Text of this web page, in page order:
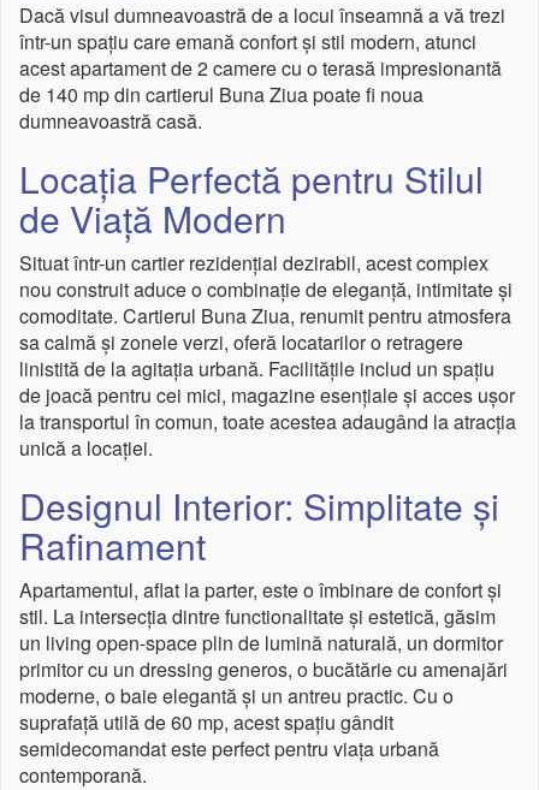
Dacă visul dumneavoastră de a locui înseamnă a vă trezi
într-un spațiu care emană confort și stil modern, atunci
acest apartament de 2 camere cu o terasă impresionantă
de 140 mp din cartierul Buna Ziua poate fi noua
dumneavoastră casă.
Locația Perfectă pentru Stilul
de Viață Modern
Situat într-un cartier rezidențial dezirabil, acest complex
nou construit aduce o combinație de eleganță, intimitate și
comoditate. Cartierul Buna Ziua, renumit pentru atmosfera
sa calmă și zonele verzi, oferă locatarilor o retragere
linistită de la agitația urbană. Facilitățile includ un spațiu
de joacă pentru cei mici, magazine esențiale și acces ușor
la transportul în comun, toate acestea adaugând la atracția
unică a locației.
Designul Interior: Simplitate și
Rafinament
Apartamentul, aflat la parter, este o îmbinare de confort și
stil. La intersecția dintre functionalitate și estetică, găsim
un living open-space plin de lumină naturală, un dormitor
primitor cu un dressing generos, o bucătărie cu amenajări
moderne, o baie elegantă și un antreu practic. Cu o
suprafață utilă de 60 mp, acest spațiu gândit
semidecomandat este perfect pentru viața urbană
contemporană.